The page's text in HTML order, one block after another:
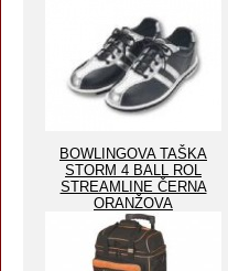
BOWLINGOVA TAŠKA
STORM 4 BALL ROL
STREAMLINE ČERNA
ORANŽOVA